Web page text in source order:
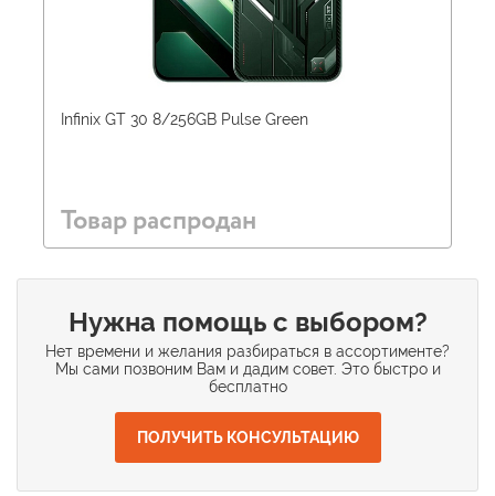
Infinix GT 30 8/256GB Pulse Green
Товар распродан
Нужна помощь с выбором?
Нет времени и желания разбираться в ассортименте?
Мы сами позвоним Вам и дадим совет. Это быстро и
бесплатно
ПОЛУЧИТЬ КОНСУЛЬТАЦИЮ